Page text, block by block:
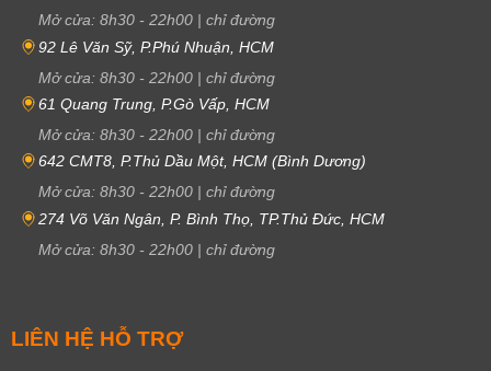
Mở cửa: 8h30 - 22h00 | chỉ đường
92 Lê Văn Sỹ, P.Phú Nhuận, HCM
Mở cửa: 8h30 - 22h00 | chỉ đường
61 Quang Trung, P.Gò Vấp, HCM
Mở cửa: 8h30 - 22h00 | chỉ đường
642 CMT8, P.Thủ Dầu Một, HCM (Bình Dương)
Mở cửa: 8h30 - 22h00 | chỉ đường
274 Võ Văn Ngân, P. Bình Thọ, TP.Thủ Đức, HCM
Mở cửa: 8h30 - 22h00 | chỉ đường
LIÊN HỆ HỖ TRỢ